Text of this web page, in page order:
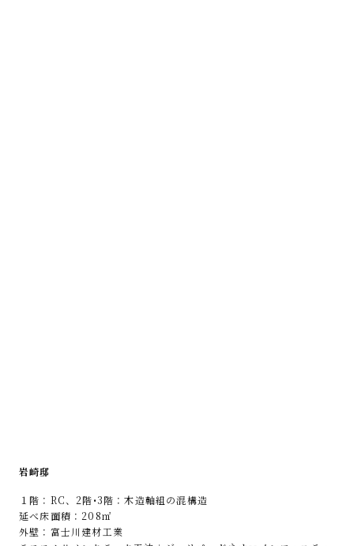
岩崎邸
１階：RC、2階•3階：木造軸組の混構造
延べ床面積：208㎡
外壁：富士川建材工業